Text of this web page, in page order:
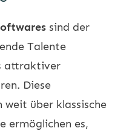
sind der
Talente
attraktiver
Diese
weit über klassische
ermöglichen es,